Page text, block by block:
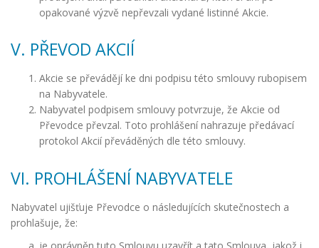
opakované výzvě nepřevzali vydané listinné Akcie.
V. PŘEVOD AKCIÍ
Akcie se převádějí ke dni podpisu této smlouvy rubopisem
na Nabyvatele.
Nabyvatel podpisem smlouvy potvrzuje, že Akcie od
Převodce převzal. Toto prohlášení nahrazuje předávací
protokol Akcií převáděných dle této smlouvy.
VI. PROHLÁŠENÍ NABYVATELE
Nabyvatel ujišťuje Převodce o následujících skutečnostech a
prohlašuje, že: